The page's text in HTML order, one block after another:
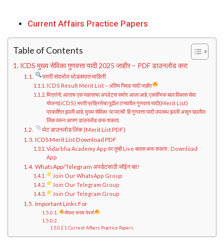
Current Affairs Practice Papers
Table of Contents
ICDS मुख्य सेविका गुणवत्ता यादी 2025 जाहीर – PDF डाउनलोड करा
भरती संदर्भात थोडक्यात माहिती
ICDS Result Merit List – अंतिम निवड यादी जाहीर
मित्रांनो, आताच एक महत्वाचा अपडेट्स समोर आला आहे. एकात्मिक बाल विकास सेवा
योजना(ICDS) भरती प्रक्रियेचा पुढील टप्यातील गुणवत्ता यादी(Merit List)
प्रकाशित झाली आहे. मुख्य सेविका या पदाची हि गुणवत्ता यादी उपलब्ध झाली असून खालील
लिंक वरून आपण डाउनलोड करू शकता.
थेट डाउनलोड लिंक (Merit List PDF)
ICDS Merit List Download PDF
Vidarbha Academy App वर तुम्ही Live क्लास करू शकता : Download
App
WhatsApp/Telegram अपडेटसाठी जॉईन व्हा!
Join Our WhatsApp Group
Join Our Telegram Group
Join Our Telegram Group
Important Links For
मोफत सराव पेपर्स
Current Affairs Practice Papers